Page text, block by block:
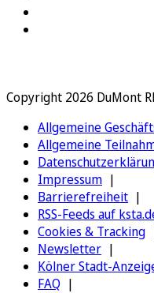
Copyright 2026 DuMont
Allgemeine
Allgemeine
Impressum
Barrierefreiheit
RSS-Feeds auf
Cookies & Tracking
Newsletter
Kölner Stadt-
FAQ